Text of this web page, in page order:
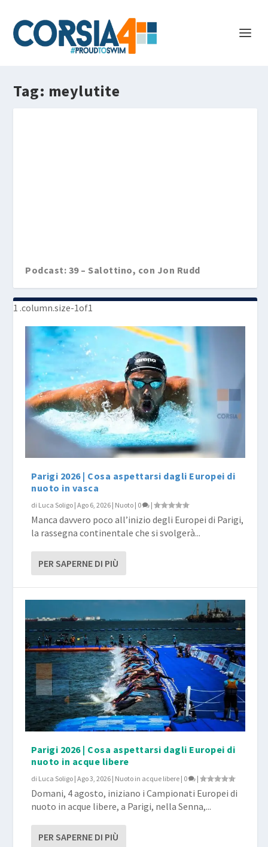
Tag: meylutite
Podcast: 39 – Salottino, con Jon Rudd
Parigi 2026 | Cosa aspettarsi dagli Europei di
nuoto in vasca
di Luca Soligo |Ago 6, 2026 | Nuoto | 0 |
Manca davvero poco all’inizio degli Europei di Parigi,
la rassegna continentale che si svolgerà...
PER SAPERNE DI PIÙ
Parigi 2026 | Cosa aspettarsi dagli Europei di
nuoto in acque libere
di Luca Soligo |Ago 3, 2026 | Nuoto in acque libere | 0 |
Domani, 4 agosto, iniziano i Campionati Europei di
nuoto in acque libere, a Parigi, nella Senna,...
PER SAPERNE DI PIÙ